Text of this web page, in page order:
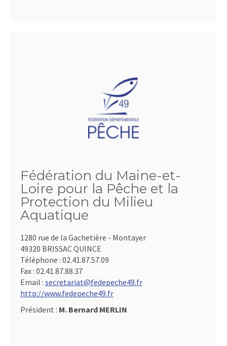
Fédération du Maine-et-
Loire pour la Pêche et la
Protection du Milieu
Aquatique
1280 rue de la Gachetière - Montayer
49320 BRISSAC QUINCE
Téléphone : 02.41.87.57.09
Fax : 02.41.87.88.37
Email : secretariat@fedepeche49.fr
http://www.fedepeche49.fr
Président : M. Bernard MERLIN